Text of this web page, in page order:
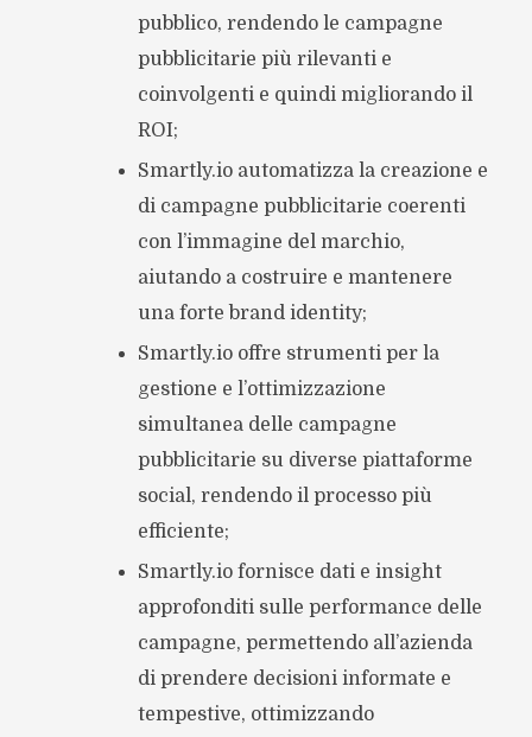
pubblico, rendendo le campagne
pubblicitarie più rilevanti e
coinvolgenti e quindi migliorando il
ROI;
Smartly.io automatizza la creazione e
di campagne pubblicitarie coerenti
con l’immagine del marchio,
aiutando a costruire e mantenere
una forte brand identity;
Smartly.io offre strumenti per la
gestione e l’ottimizzazione
simultanea delle campagne
pubblicitarie su diverse piattaforme
social, rendendo il processo più
efficiente;
Smartly.io fornisce dati e insight
approfonditi sulle performance delle
campagne, permettendo all’azienda
di prendere decisioni informate e
tempestive, ottimizzando